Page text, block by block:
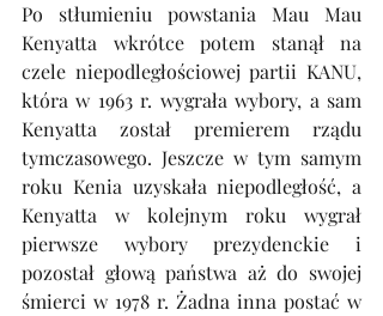
Po stłumieniu powstania Mau Mau
Kenyatta wkrótce potem stanął na
czele niepodległościowej partii KANU,
która w 1963 r. wygrała wybory, a sam
Kenyatta został premierem rządu
tymczasowego. Jeszcze w tym samym
roku Kenia uzyskała niepodległość, a
Kenyatta w kolejnym roku wygrał
pierwsze wybory prezydenckie i
pozostał głową państwa aż do swojej
śmierci w 1978 r. Żadna inna postać w